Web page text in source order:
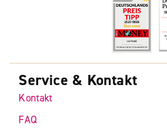
Service & Kontakt
Kontakt
FAQ